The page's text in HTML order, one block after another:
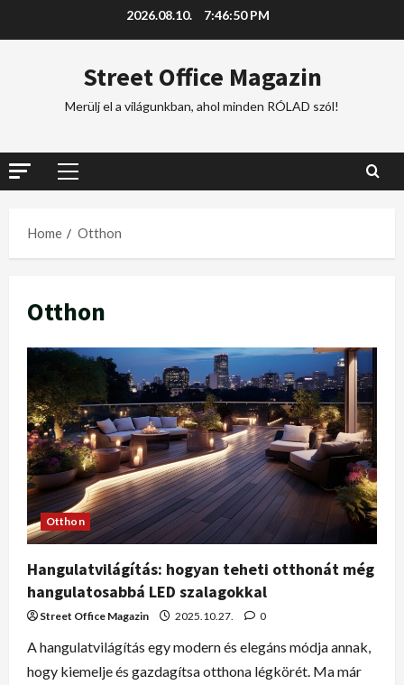
2026.08.10. 7:46:51 PM
Street Office Magazin
Merülj el a világunkban, ahol minden RÓLAD szól!
Home Otthon
Otthon
Otthon
Hangulatvilágítás: hogyan teheti otthonát még
hangulatosabbá LED szalagokkal
Street Office Magazin 2025.10.27. 0
A hangulatvilágítás egy modern és elegáns módja annak,
hogy kiemelje és gazdagítsa otthona légkörét. Ma már